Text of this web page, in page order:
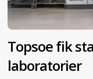
Topsoe fik
laboratorier